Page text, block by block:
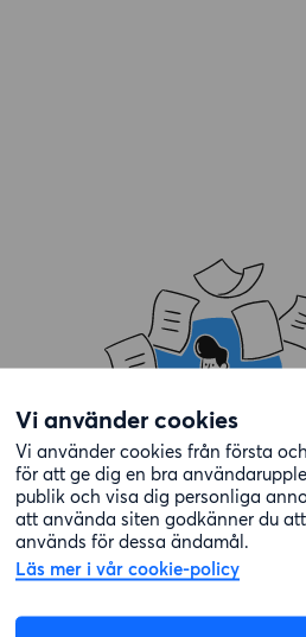
Vi använder cookies
Vi använder cookies från första
för att ge dig en bra
publik och visa dig personliga
att använda siten godkänner du
används för dessa ändamål.
Läs mer i vår cookie-policy
Annonsen du letade efter
Gå till sök